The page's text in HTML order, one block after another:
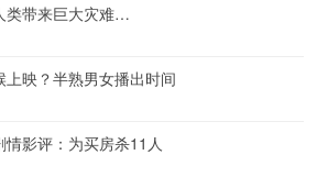
类带来巨大灾难…
映？半熟男女播出时间
影评：为买房杀11人